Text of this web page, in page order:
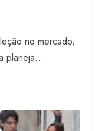
no mercado,
planeja...